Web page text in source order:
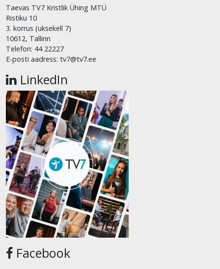
Taevas TV7 Kristlik Ühing MTÜ
Ristiku 10
3. korrus (uksekell 7)
10612, Tallinn
Telefon: 44 22227
E-posti aadress: tv7@tv7.ee
LinkedIn
Facebook